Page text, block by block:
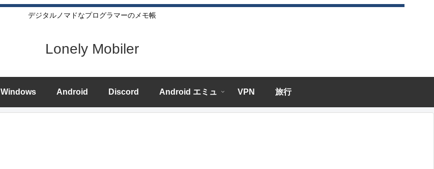
デジタルノマドなプログラマーのメモ帳
Lonely Mobiler
Windows Android Discord Android エミュ VPN 旅行